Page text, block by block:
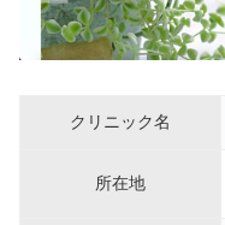
クリニック名
所在地